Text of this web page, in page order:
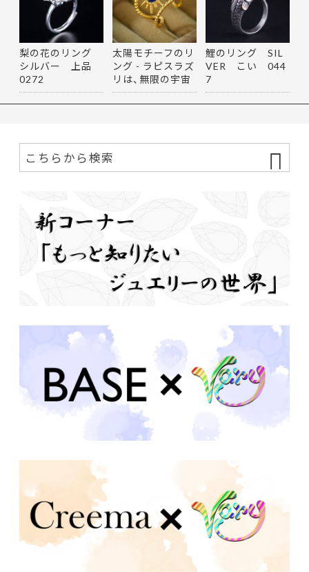
梨の花のリング
シルバー 上品
0272
太陽モチーフのリ
ング - ラピスラズ
リは、無限の宇宙
を思…
鯉のリング SIL
VER こい 044
7